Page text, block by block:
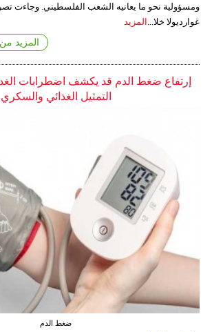
ومسؤولية نحو ما يعانيه الشعب الفلسطيني. وجاءت
غوارديولا خلا...
المزيد
المزيد
إرتفاع ضغط الدم قد يكشف اضطرابات
التمثيل الغذائي والسكري
ضغط الدم